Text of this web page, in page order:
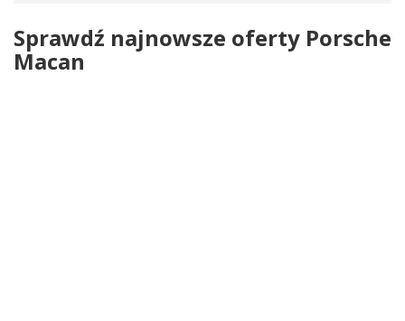
Sprawdź najnowsze oferty Porsche
Macan